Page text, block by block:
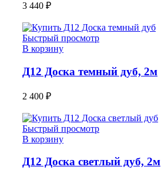
3 440 ₽
Быстрый просмотр
В корзину
Д12 Доска темный дуб, 2м
2 400 ₽
Быстрый просмотр
В корзину
Д12 Доска светлый дуб, 2м